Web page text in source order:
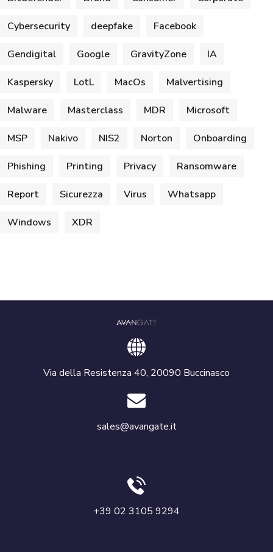
Cybersecurity deepfake Facebook
Gendigital Google GravityZone IA
Kaspersky LotL MacOs Malvertising
Malware Masterclass MDR Microsoft
MSP Nakivo NIS2 Norton Onboarding
Phishing Printing Privacy Ransomware
Report Sicurezza Virus Whatsapp
Windows XDR
Via della Resistenza 40, 20090 Buccinasco
sales@avangate.it
+39 02 3105 9294